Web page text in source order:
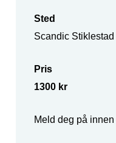
Sted
Scandic Stiklestad
Pris
1300 kr
Meld deg på innen